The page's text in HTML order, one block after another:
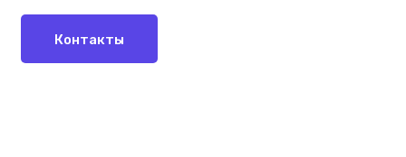
Контакты